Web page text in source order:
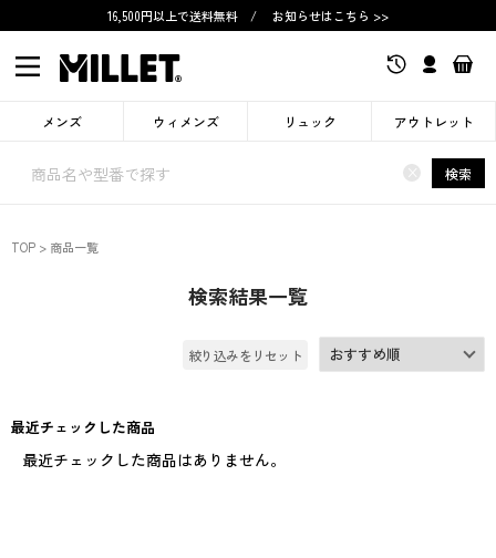
16,500円以上で送料無料 / お知らせはこちら >>
メンズ ウィメンズ リュック アウトレット
× 検索
TOP 商品一覧
検索結果一覧
絞り込みをリセット
最近チェックした商品
最近チェックした商品はありません。